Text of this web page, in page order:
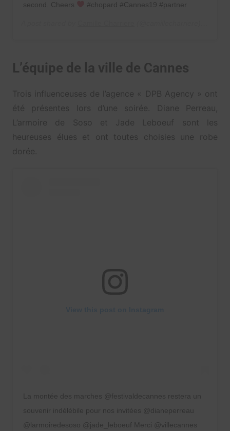
second. Cheers
#chopard #Cannes19 #partner
L’équipe de la ville de Cannes
Trois influenceuses de l’agence « DPB Agency » ont
été présentes lors d’une soirée. Diane Perreau,
L’armoire de Soso et Jade Leboeuf sont les
heureuses élues et ont toutes choisies une robe
dorée.
La montée des marches @festivaldecannes restera un
souvenir indélébile pour nos invitées @dianeperreau
@larmoiredesoso @jade_leboeuf Merci @villecannes